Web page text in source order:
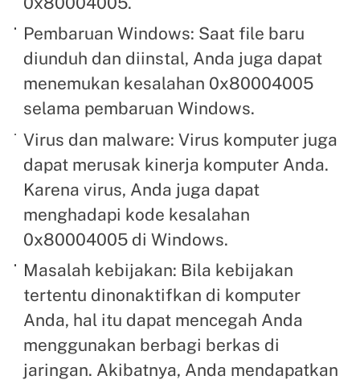
Pembaruan Windows: Saat file baru
diunduh dan diinstal, Anda juga dapat
menemukan kesalahan 0x80004005
selama pembaruan Windows.
Virus dan malware: Virus komputer juga
dapat merusak kinerja komputer Anda.
Karena virus, Anda juga dapat
menghadapi kode kesalahan
0x80004005 di Windows.
Masalah kebijakan: Bila kebijakan
tertentu dinonaktifkan di komputer
Anda, hal itu dapat mencegah Anda
menggunakan berbagi berkas di
jaringan. Akibatnya, Anda mendapatkan